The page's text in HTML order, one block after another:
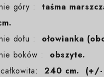
góry :taśma
dołu : ołowianka
boków : obszyte.
240 cm. (+/-